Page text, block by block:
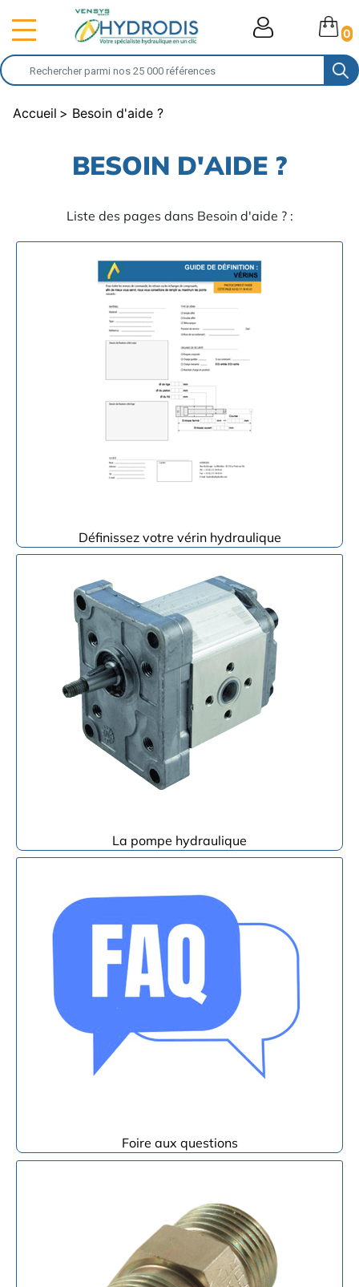
0
Accueil Besoin d'aide ?
BESOIN D'AIDE ?
Liste des pages dans Besoin d'aide ? :
Définissez votre vérin hydraulique
La pompe hydraulique
Foire aux questions